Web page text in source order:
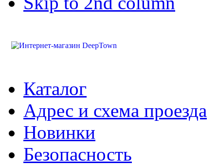
Каталог
Адрес и схема проезда
Новинки
Безопасность